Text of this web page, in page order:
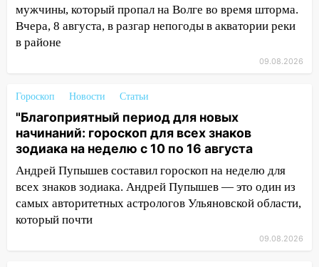
Ульяновске
11:00
недели в Ульяновской области
09:18 Из-за ливня заблокировано
движение трамваев в Ульяновске
09:15 Ураган, изнасилование ребенка,
автоподставы и атака беспилотников:
важные итоги прошедшей недели в
Ульяновской области
мужчины, который пропал на Волге во время шторма.
Вчера, 8 августа, в разгар непогоды в акватории реки
в районе
09.08.2026
Гороскоп Новости Статьи
"Благоприятный период для новых
начинаний: гороскоп для всех знаков
зодиака на неделю с 10 по 16 августа
Андрей Пупышев составил гороскоп на неделю для
всех знаков зодиака. Андрей Пупышев — это один из
самых авторитетных астрологов Ульяновской области,
который почти
09.08.2026